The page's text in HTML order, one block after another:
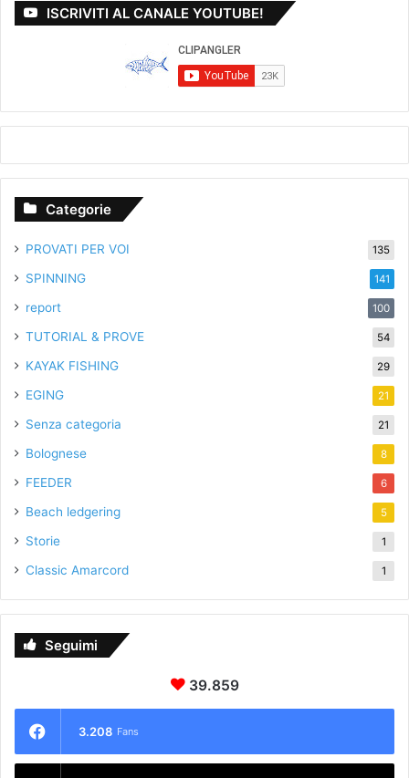
ISCRIVITI AL CANALE YOUTUBE!
Categorie
PROVATI PER VOI 135
SPINNING 141
report 100
TUTORIAL & PROVE 54
KAYAK FISHING 29
EGING 21
Senza categoria 21
Bolognese 8
FEEDER 6
Beach ledgering 5
Storie 1
Classic Amarcord 1
Seguimi
39.859
3.208 Fans